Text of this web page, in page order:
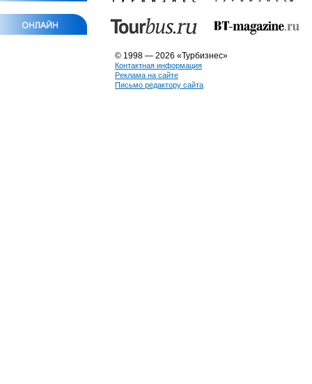
© 1998 — 2026 «Турбизнес»
Контактная информация
Реклама на сайте
Письмо редактору сайта